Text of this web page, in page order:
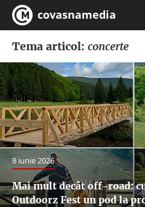
covasnamedia
Tema articol: concerte
8 iunie 2026
Mai mult decât off-road:
Outdoorz Fest un pod la